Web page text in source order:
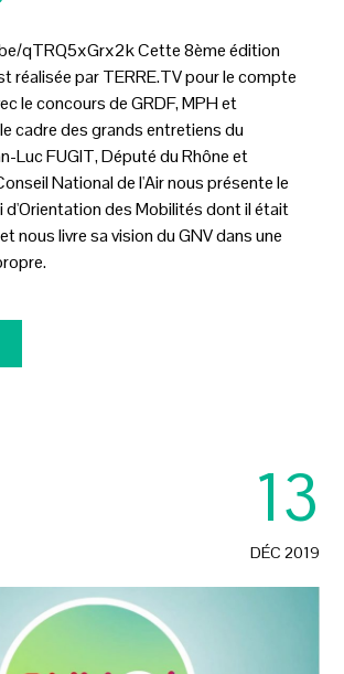
qTRQ5xGrx2k Cette 8ème édition
réalisée par TERRE.TV pour le compte
le concours de GRDF, MPH et
cadre des grands entretiens du
Luc FUGIT, Député du Rhône et
National de l'Air nous présente le
d'Orientation des Mobilités dont il était
nous livre sa vision du GNV dans une
13
DÉC 2019